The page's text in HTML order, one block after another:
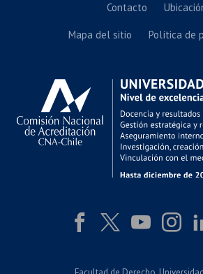
Contacto
Mapa del sitio Política de